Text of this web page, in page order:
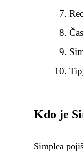
Kdo je
Simplea